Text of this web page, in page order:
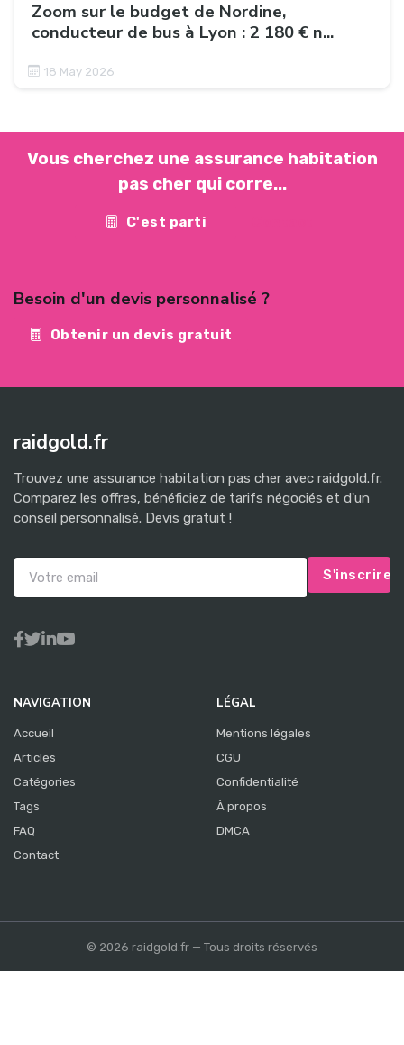
Zoom sur le budget de Nordine,
conducteur de bus à Lyon : 2 180 € n...
18 May 2026
Vous cherchez une assurance habitation
pas cher qui corre...
C'est parti
Besoin d'un devis personnalisé ?
Obtenir un devis gratuit
raidgold.fr
Trouvez une assurance habitation pas cher avec raidgold.fr.
Comparez les offres, bénéficiez de tarifs négociés et d'un
conseil personnalisé. Devis gratuit !
S'inscrire
NAVIGATION
Accueil
Articles
Catégories
Tags
FAQ
Contact
LÉGAL
Mentions légales
CGU
Confidentialité
À propos
DMCA
© 2026 raidgold.fr — Tous droits réservés